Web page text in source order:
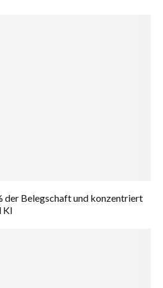
der Belegschaft und konzentriert
KI